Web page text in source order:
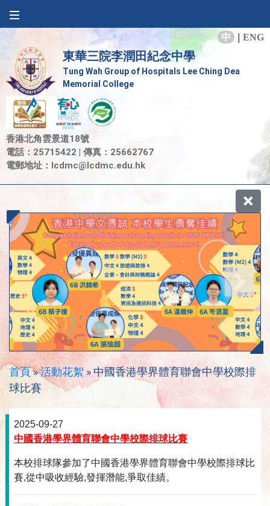
中 ENG
東華三院李潤田紀念中學
Tung Wah Group of Hospitals Lee Ching Dea
Memorial College
香港北角雲景道18號
電話：25715422 | 傳真：25662767
電郵地址： lcdmc@lcdmc.edu.hk
首頁»活動花絮 » 中國香港學界體育聯會中學校際排
球比賽
2025-09-27
中國香港學界體育聯會中學校際排球比賽
本校排球隊參加了中國香港學界體育聯會中學校際排球比
賽,從中吸收經驗,發揮潛能,爭取佳績。